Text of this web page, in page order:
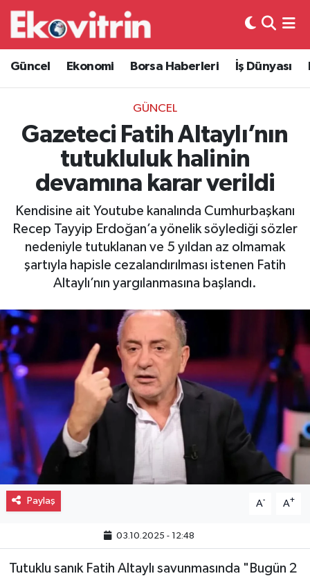
Güncel Ekonomi Borsa Haberleri İş Dünyası
GÜNCEL
Gazeteci Fatih Altaylı’nın
tutukluluk halinin
devamına karar verildi
Kendisine ait Youtube kanalında Cumhurbaşkanı
Recep Tayyip Erdoğan’a yönelik söylediği sözler
nedeniyle tutuklanan ve 5 yıldan az olmamak
şartıyla hapisle cezalandırılması istenen Fatih
Altaylı’nın yargılanmasına başlandı.
Paylaş A- A+
03.10.2025 - 12:48
Tutuklu sanık Fatih Altaylı savunmasında "Bugün 2
Güncel
Ekonomi
Borsa Haberleri
İş Dünyası
Lojistik
Otovitrin
Asayiş
Gayrimenkul
Spor
Eğitim
Hava Durumu
Trafik Durumu
Süper Lig Puan Durumu ve Fikstür
Tüm Manşetler
Son Dakika Haberleri
Haber Arşivi